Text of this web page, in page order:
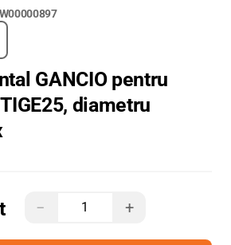
GANCIO pentru
diametru
− +